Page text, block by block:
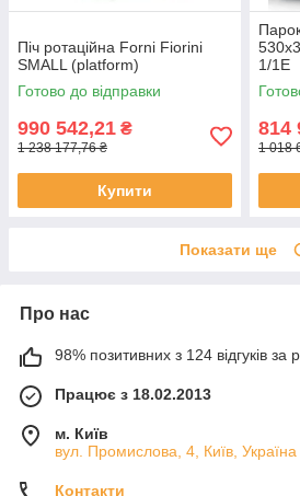
Піч ротаційна Forni Fiorini
SMALL (platform)
Готово до відправки
990 542,21 ₴
1 238 177,76 ₴
Купити
1/1E
814
1 018
Показати ще
Про нас
98% позитивних з 124 відгуків за
Працює з 18.02.2013
м. Київ
вул. Промислова, 4, Київ, Україна
Контакти